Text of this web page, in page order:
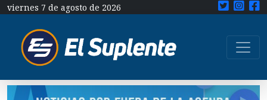
viernes 7 de agosto de 2026